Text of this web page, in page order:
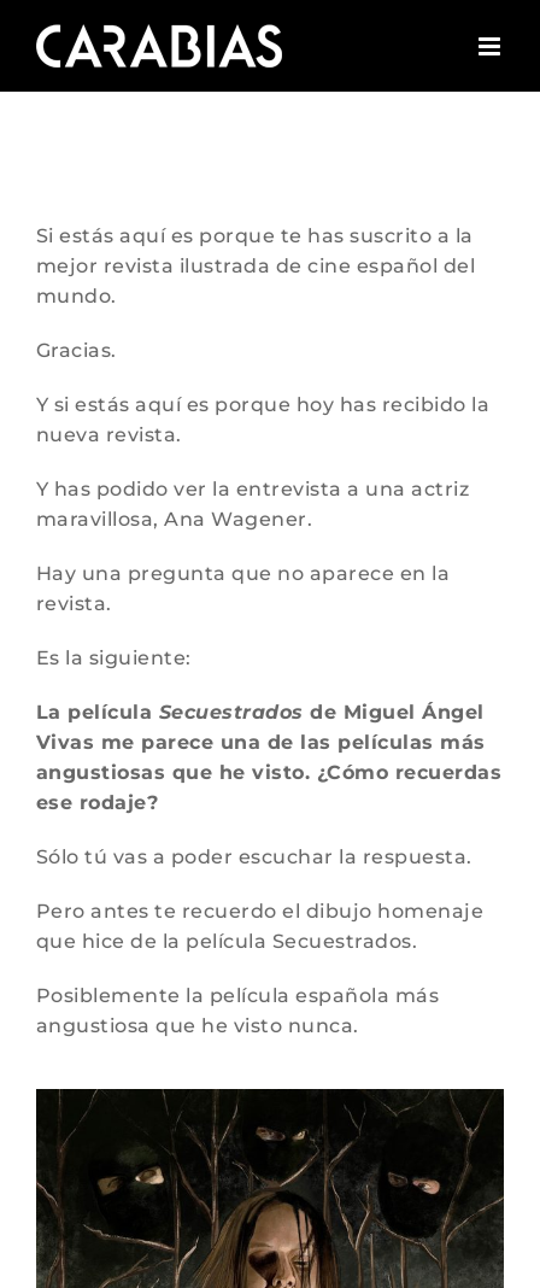
contenido
Si estás aquí es porque te has suscrito a la
mejor revista ilustrada de cine español del
mundo.
Gracias.
Y si estás aquí es porque hoy has recibido la
nueva revista.
Y has podido ver la entrevista a una actriz
maravillosa, Ana Wagener.
Hay una pregunta que no aparece en la
revista.
Es la siguiente:
La película Secuestrados de Miguel Ángel
Vivas me parece una de las películas más
angustiosas que he visto. ¿Cómo recuerdas
ese rodaje?
Sólo tú vas a poder escuchar la respuesta.
Pero antes te recuerdo el dibujo homenaje
que hice de la película Secuestrados.
Posiblemente la película española más
angustiosa que he visto nunca.